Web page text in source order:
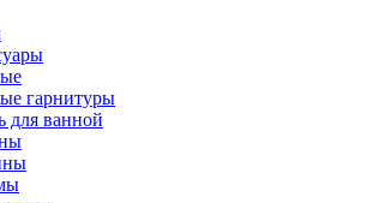
гарнитуры
для ванной